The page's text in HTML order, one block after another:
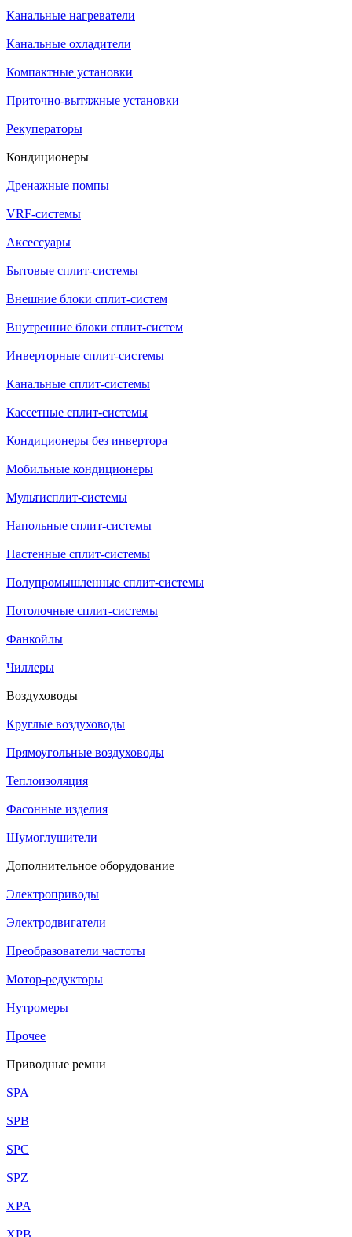
Канальные нагреватели
Канальные охладители
Компактные установки
Приточно-вытяжные установки
Рекуператоры
Кондиционеры
Дренажные помпы
VRF-системы
Аксессуары
Бытовые сплит-системы
Внешние блоки сплит-систем
Внутренние блоки сплит-систем
Инверторные сплит-системы
Канальные сплит-системы
Кассетные сплит-системы
Кондиционеры без инвертора
Мобильные кондиционеры
Мультисплит-системы
Напольные сплит-системы
Настенные сплит-системы
Полупромышленные сплит-системы
Потолочные сплит-системы
Фанкойлы
Чиллеры
Воздуховоды
Круглые воздуховоды
Прямоугольные воздуховоды
Теплоизоляция
Фасонные изделия
Шумоглушители
Дополнительное оборудование
Электроприводы
Электродвигатели
Преобразователи частоты
Мотор-редукторы
Нутромеры
Прочее
Приводные ремни
SPA
SPB
SPC
SPZ
XPA
XPB